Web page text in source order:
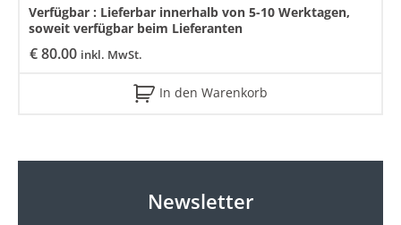
€80.00 inkl. MwSt.
Verfügbar : Lieferbar innerhalb von 5-10 Werktagen,
soweit verfügbar beim Lieferanten
In den Warenkorb
Newsletter